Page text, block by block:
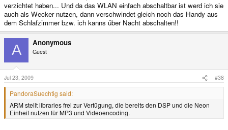
verzichtet haben... Und da das WLAN einfach abschaltbar ist werd ich sie
auch als Wecker nutzen, dann verschwindet gleich noch das Handy aus
dem Schlafzimmer bzw. ich kanns über Nacht abschalten!!
A Anonymous
Guest
Jul 23, 2009 #38
PandoraSuechtig said:
ARM stellt libraries frei zur Verfügung, die bereits den DSP und die Neon
Einheit nutzen für MP3 und Videoencoding.